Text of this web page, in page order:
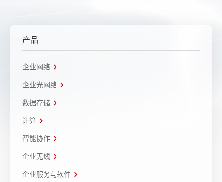
产品
企业网络
企业光网络
数据存储
计算
智能协作
企业无线
企业服务与软件